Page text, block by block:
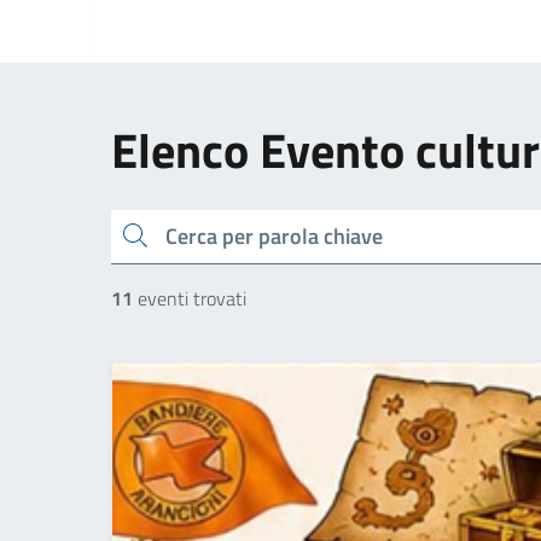
Elenco Evento
cerca
11 eventi trovati